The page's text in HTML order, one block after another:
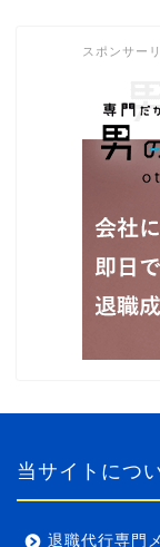
スポンサー
当サイトにつ
退職代行専門